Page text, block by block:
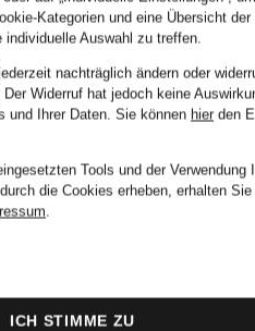
Kategorien und eine Übersicht
Auswahl zu treffen.
nachträglich ändern oder
Widerruf hat jedoch keine
und Ihrer Daten. Sie können hier den
Tools und der Verwendung
die Cookies erheben, erhalten
.
ICH STIMME ZU